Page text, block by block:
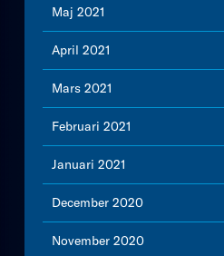
Maj 2021
April 2021
Mars 2021
Februari 2021
Januari 2021
December 2020
November 2020